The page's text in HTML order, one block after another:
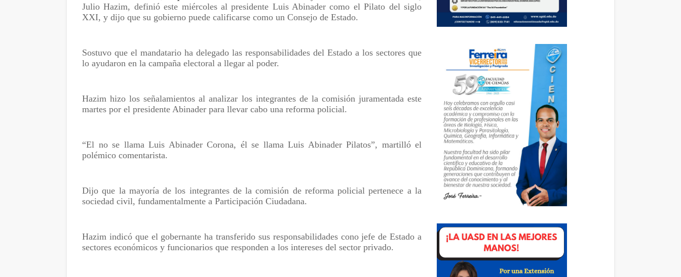
Julio Hazim, definió este miércoles al presidente Luis Abinader como el Pilato del siglo
XXI, y dijo que su gobierno puede calificarse como un Consejo de Estado.
Sostuvo que el mandatario ha delegado las responsabilidades del Estado a los sectores que
lo ayudaron en la campaña electoral a llegar al poder.
Hazim hizo los señalamientos al analizar los integrantes de la comisión juramentada este
martes por el presidente Abinader para llevar cabo una reforma policial.
“El no se llama Luis Abinader Corona, él se llama Luis Abinader Pilatos”, martilló el
polémico comentarista.
Dijo que la mayoría de los integrantes de la comisión de reforma policial pertenece a la
sociedad civil, fundamentalmente a Participación Ciudadana.
Hazim indicó que el gobernante ha transferido sus responsabilidades cono jefe de Estado a
sectores económicos y funcionarios que responden a los intereses del sector privado.